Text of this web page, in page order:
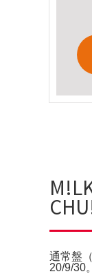
通常盤
20/9/30